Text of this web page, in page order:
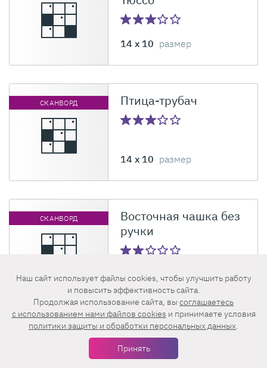
14 x 10 размер
СКАНВОРД Птица-трубач
14 x 10 размер
СКАНВОРД
Восточная чашка без
ручки
14 x 10 размер
Мастер дорогих
скрипок
Наш сайт использует файлы cookies, чтобы улучшить работу
и повысить эффективность сайта.
Продолжая использование сайта, вы соглашаетесь
c использованием нами файлов cookies и принимаете условия
политики защиты и обработки персональных данных.
Принять